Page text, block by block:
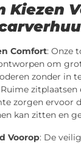
Kiezen
Comfort: Onze
om
zonder in
zitplaatsen
zorgen ervoor
kan zitten en
Voorop: De